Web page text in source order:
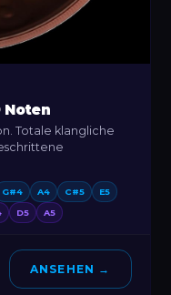
Noten
Totale klangliche
G#4 A4 C#5 E5
D5 A5
ANSEHEN →